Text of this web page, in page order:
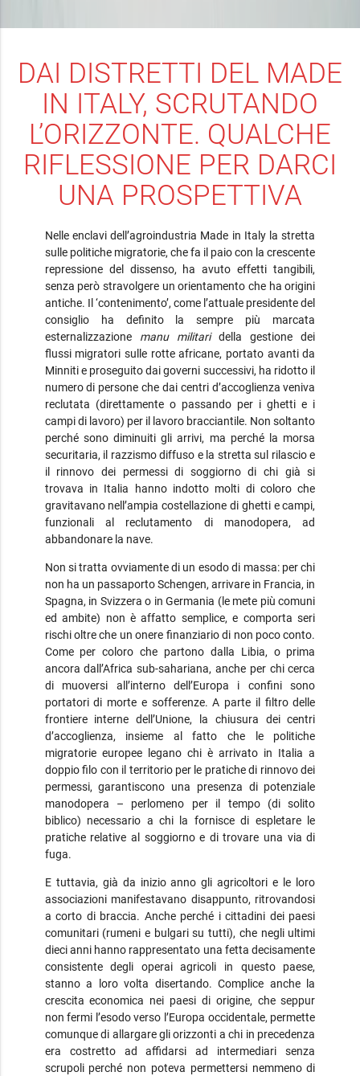
DAI DISTRETTI DEL MADE
IN ITALY, SCRUTANDO
L’ORIZZONTE. QUALCHE
RIFLESSIONE PER DARCI
UNA PROSPETTIVA
Nelle enclavi dell’agroindustria Made in Italy la stretta
sulle politiche migratorie, che fa il paio con la crescente
repressione del dissenso, ha avuto effetti tangibili,
senza però stravolgere un orientamento che ha origini
antiche. Il ‘contenimento’, come l’attuale presidente del
consiglio ha definito la sempre più marcata
esternalizzazione manu militaridella gestione dei
flussi migratori sulle rotte africane, portato avanti da
Minniti e proseguito dai governi successivi, ha ridotto il
numero di persone che dai centri d’accoglienza veniva
reclutata (direttamente o passando per i ghetti e i
campi di lavoro) per il lavoro bracciantile. Non soltanto
perché sono diminuiti gli arrivi, ma perché la morsa
securitaria, il razzismo diffuso e la stretta sul rilascio e
il rinnovo dei permessi di soggiorno di chi già si
trovava in Italia hanno indotto molti di coloro che
gravitavano nell’ampia costellazione di ghetti e campi,
funzionali al reclutamento di manodopera, ad
abbandonare la nave.
Non si tratta ovviamente di un esodo di massa: per chi
non ha un passaporto Schengen, arrivare in Francia, in
Spagna, in Svizzera o in Germania (le mete più comuni
ed ambite) non è affatto semplice, e comporta seri
rischi oltre che un onere finanziario di non poco conto.
Come per coloro che partono dalla Libia, o prima
ancora dall’Africa sub-sahariana, anche per chi cerca
di muoversi all’interno dell’Europa i confini sono
portatori di morte e sofferenze. A parte il filtro delle
frontiere interne dell’Unione, la chiusura dei centri
d’accoglienza, insieme al fatto che le politiche
migratorie europee legano chi è arrivato in Italia a
doppio filo con il territorio per le pratiche di rinnovo dei
permessi, garantiscono una presenza di potenziale
manodopera – perlomeno per il tempo (di solito
biblico) necessario a chi la fornisce di espletare le
pratiche relative al soggiorno e di trovare una via di
fuga.
E tuttavia, già da inizio anno gli agricoltori e le loro
associazioni manifestavano disappunto, ritrovandosi
a corto di braccia. Anche perché i cittadini dei paesi
comunitari (rumeni e bulgari su tutti), che negli ultimi
dieci anni hanno rappresentato una fetta decisamente
consistente degli operai agricoli in questo paese,
stanno a loro volta disertando. Complice anche la
crescita economica nei paesi di origine, che seppur
non fermi l’esodo verso l’Europa occidentale, permette
comunque di allargare gli orizzonti a chi in precedenza
era costretto ad affidarsi ad intermediari senza
scrupoli perché non poteva permettersi nemmeno di